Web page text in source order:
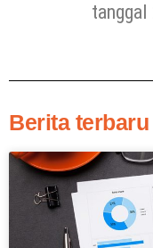
tanggal
Berita terbaru